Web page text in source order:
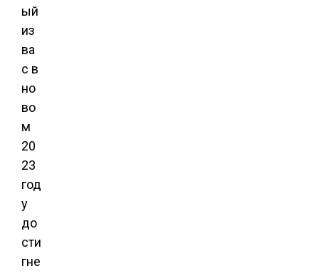
ый
из
ва
с в
но
во
м
20
23
год
у
до
сти
гне